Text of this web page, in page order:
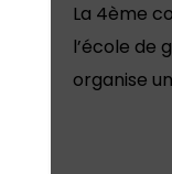
La 4ème
l’école de
organise